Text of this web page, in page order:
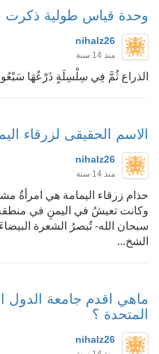
وحدة قياس طولية ذكرت
nihalz26
منذ 14 سنة
الذراع ثُمَّ فِي سِلْسِلَةٍ ذَرْعُهَا
الاسم الحقيقى لزرقاء
nihalz26
منذ 14 سنة
حذام زرقاء اليمامة هي امرأةٌ
وكانت تعيشُ في اليمنِ في
سبحان الله- تُبصرُ الشعرة
الشخ...
ماهي اقدم جامعة الدول
المتحدة ؟
nihalz26